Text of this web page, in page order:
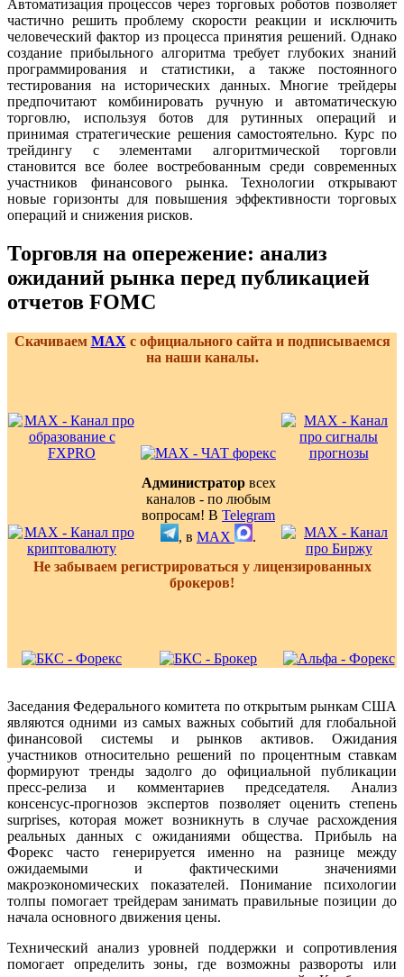
Автоматизация процессов через торговых роботов позволяет
частично решить проблему скорости реакции и исключить
человеческий фактор из процесса принятия решений. Однако
создание прибыльного алгоритма требует глубоких знаний
программирования и статистики, а также постоянного
тестирования на исторических данных. Многие трейдеры
предпочитают комбинировать ручную и автоматическую
торговлю, используя ботов для рутинных операций и
принимая стратегические решения самостоятельно. Курс по
трейдингу с элементами алгоритмической торговли
становится все более востребованным среди современных
участников финансового рынка. Технологии открывают
новые горизонты для повышения эффективности торговых
операций и снижения рисков.
Торговля на опережение: анализ
ожиданий рынка перед публикацией
отчетов FOMC
Скачиваем MAX с официального сайта и подписываемся
на наши каналы.
Администраторвсех
каналов - по любым
вопросам! В Telegram
, в MAX
.
Не забываем регистрироваться у лицензированных
брокеров!
Заседания Федерального комитета по открытым рынкам США
являются одними из самых важных событий для глобальной
финансовой системы и рынков активов. Ожидания
участников относительно решений по процентным ставкам
формируют тренды задолго до официальной публикации
пресс-релиза и комментариев председателя. Анализ
консенсус-прогнозов экспертов позволяет оценить степень
surprises, которая может возникнуть в случае расхождения
реальных данных с ожиданиями общества. Прибыль на
Форекс часто генерируется именно на разнице между
ожидаемыми и фактическими значениями
макроэкономических показателей. Понимание психологии
толпы помогает трейдерам занимать правильные позиции до
начала основного движения цены.
Технический анализ уровней поддержки и сопротивления
помогает определить зоны, где возможны развороты или